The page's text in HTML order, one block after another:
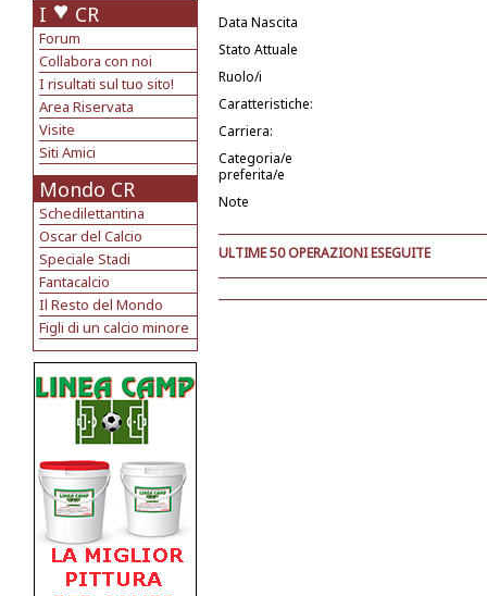
I CR
Forum
Collabora con noi
I risultati sul tuo sito!
Area Riservata
Visite
Siti Amici
Mondo CR
Schedilettantina
Oscar del Calcio
Speciale Stadi
Fantacalcio
Il Resto del Mondo
Figli di un calcio minore
Data Nascita
Stato Attuale
Ruolo/i
Caratteristiche:
Carriera:
Categoria/e
preferita/e
Note
ULTIME 50 OPERAZIONI ESEGUITE